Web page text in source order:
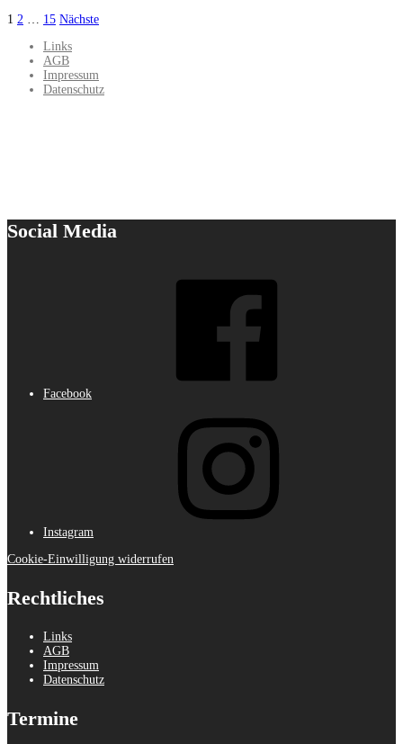
1 2 15 Nächste
Links
AGB
Impressum
Datenschutz
Social Media
Facebook
Instagram
Cookie-Einwilligung widerrufen
Rechtliches
Links
AGB
Impressum
Datenschutz
Termine